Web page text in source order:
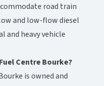
road train
and low-flow diesel
and heavy vehicle
is owned and